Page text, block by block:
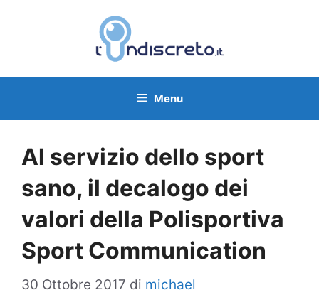
Menu
Al servizio dello sport
sano, il decalogo dei
valori della Polisportiva
Sport Communication
30 Ottobre 2017 di michael